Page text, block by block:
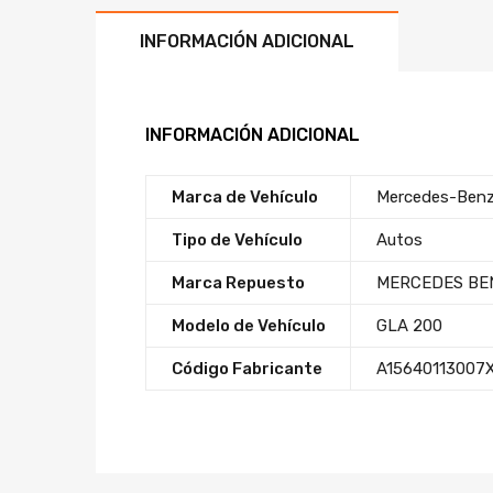
INFORMACIÓN ADICIONAL
INFORMACIÓN ADICIONAL
Marca de Vehículo Mercedes-Benz
Tipo de Vehículo Autos
Marca Repuesto MERCEDES
Modelo de Vehículo GLA 200
Código Fabricante